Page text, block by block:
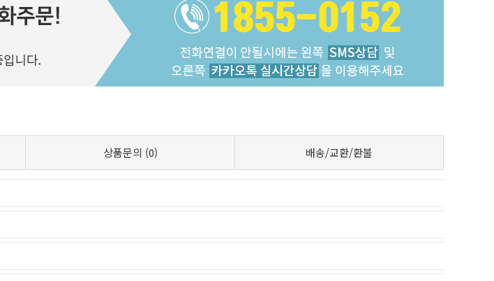
상품문의 (0) 배송/교환/환불